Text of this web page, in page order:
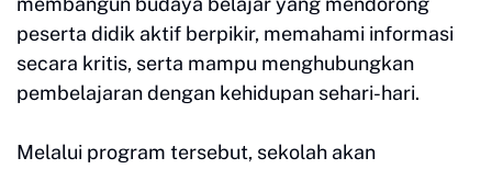
peserta didik aktif berpikir, memahami informasi
secara kritis, serta mampu menghubungkan
pembelajaran dengan kehidupan sehari-hari.
Melalui program tersebut, sekolah akan